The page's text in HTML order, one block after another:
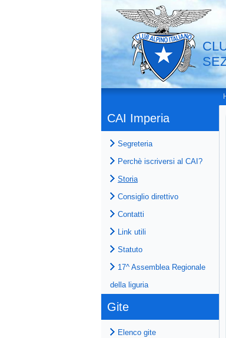
CAI Imperia
Segreteria
Perchè iscriversi al CAI?
Storia
Consiglio direttivo
Contatti
Link utili
Statuto
17^ Assemblea Regionale
della liguria
Gite
Elenco gite